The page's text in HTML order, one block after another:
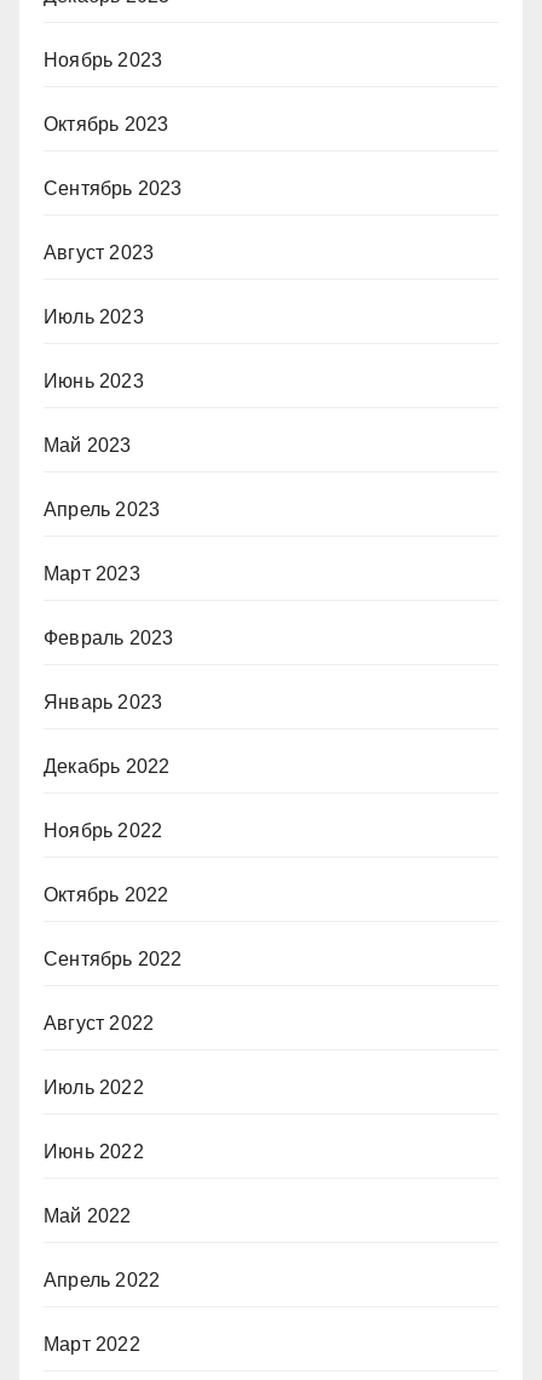
Ноябрь 2023
Октябрь 2023
Сентябрь 2023
Август 2023
Июль 2023
Июнь 2023
Май 2023
Апрель 2023
Март 2023
Февраль 2023
Январь 2023
Декабрь 2022
Ноябрь 2022
Октябрь 2022
Сентябрь 2022
Август 2022
Июль 2022
Июнь 2022
Май 2022
Апрель 2022
Март 2022